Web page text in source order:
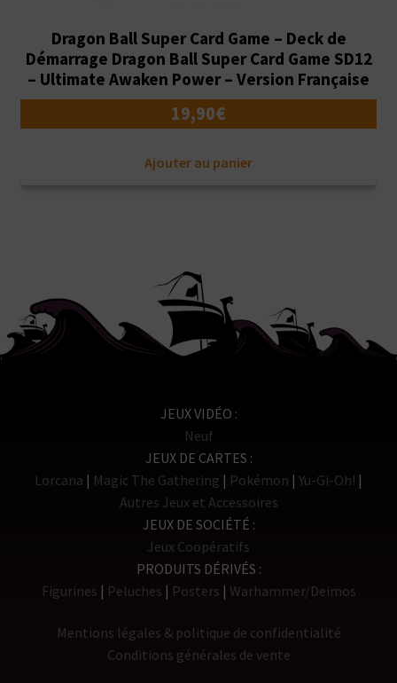
Dragon Ball Super Card Game – Deck de
Démarrage Dragon Ball Super Card Game SD12
– Ultimate Awaken Power – Version Française
19,90€
Ajouter au panier
JEUX VIDÉO
Neuf
JEUX DE CARTES
Lorcana
Magic The Gathering Pokémon Yu-Gi-Oh!
Autres Jeux et Accessoires
JEUX DE SOCIÉTÉ
Jeux Coopératifs
PRODUITS DÉRIVÉS
Figurines
Peluches Posters Warhammer/Deimos
Mentions légales & politique de confidentialité
Conditions générales de vente